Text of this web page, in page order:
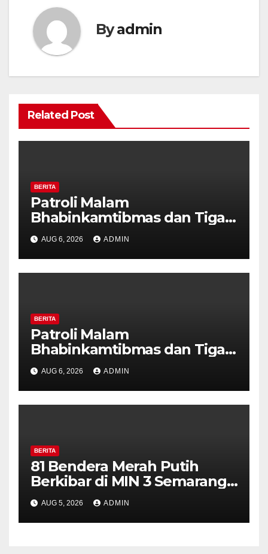
Byadmin
Related Post
BERITA
Patroli Malam
Bhabinkamtibmas dan Tiga
Pilar Kelurahan Ungaran
Perkuat Kamtibmas, Warga
Diajak Aktifkan Ronda
AUG 6, 2026 ADMIN
BERITA
Patroli Malam
Bhabinkamtibmas dan Tiga
Pilar Kelurahan Ungaran
Perkuat Kamtibmas, Warga
Diajak Aktifkan Ronda
AUG 6, 2026 ADMIN
BERITA
81 Bendera Merah Putih
Berkibar di MIN 3 Semarang,
Bhabinkamtibmas Desa
Timpik Hadiri Peringatan
HUT ke-81 Kemerdekaan RI
AUG 5, 2026 ADMIN